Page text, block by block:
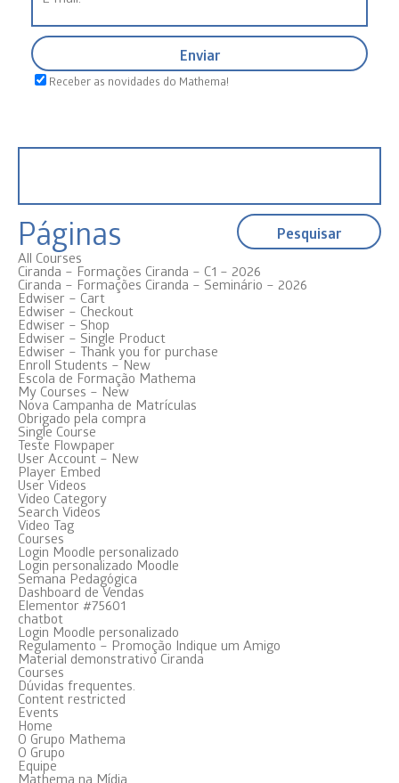
Receber as novidades do Mathema!
Pesquisar
Páginas
All Courses
Ciranda – Formações Ciranda – C1 – 2026
Ciranda – Formações Ciranda – Seminário – 2026
Edwiser – Cart
Edwiser – Checkout
Edwiser – Shop
Edwiser – Single Product
Edwiser – Thank you for purchase
Enroll Students – New
Escola de Formação Mathema
My Courses – New
Nova Campanha de Matrículas
Obrigado pela compra
Single Course
Teste Flowpaper
User Account – New
Player Embed
User Videos
Video Category
Search Videos
Video Tag
Courses
Login Moodle personalizado
Login personalizado Moodle
Semana Pedagógica
Dashboard de Vendas
Elementor #75601
chatbot
Login Moodle personalizado
Regulamento – Promoção Indique um Amigo
Material demonstrativo Ciranda
Courses
Dúvidas frequentes.
Content restricted
Events
Home
O Grupo Mathema
O Grupo
Equipe
Mathema na Mídia